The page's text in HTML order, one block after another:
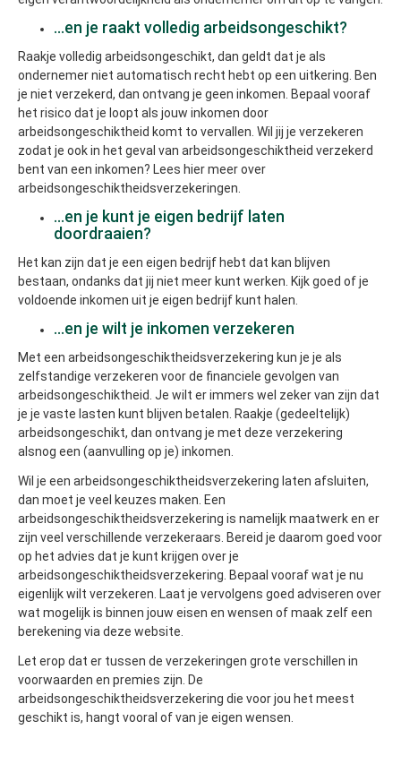
...en je raakt volledig arbeidsongeschikt?
Raakje volledig arbeidsongeschikt, dan geldt dat je als
ondernemer niet automatisch recht hebt op een uitkering. Ben
je niet verzekerd, dan ontvang je geen inkomen. Bepaal vooraf
het risico dat je loopt als jouw inkomen door
arbeidsongeschiktheid komt to vervallen. Wil jij je verzekeren
zodat je ook in het geval van arbeidsongeschiktheid verzekerd
bent van een inkomen? Lees hier meer over
arbeidsongeschiktheidsverzekeringen.
...en je kunt je eigen bedrijf laten
doordraaien?
Het kan zijn dat je een eigen bedrijf hebt dat kan blijven
bestaan, ondanks dat jij niet meer kunt werken. Kijk goed of je
voldoende inkomen uit je eigen bedrijf kunt halen.
...en je wilt je inkomen verzekeren
Met een arbeidsongeschiktheidsverzekering kun je je als
zelfstandige verzekeren voor de financiele gevolgen van
arbeidsongeschiktheid. Je wilt er immers wel zeker van zijn dat
je je vaste lasten kunt blijven betalen. Raakje (gedeeltelijk)
arbeidsongeschikt, dan ontvang je met deze verzekering
alsnog een (aanvulling op je) inkomen.
Wil je een arbeidsongeschiktheidsverzekering laten afsluiten,
dan moet je veel keuzes maken. Een
arbeidsongeschiktheidsverzekering is namelijk maatwerk en er
zijn veel verschillende verzekeraars. Bereid je daarom goed voor
op het advies dat je kunt krijgen over je
arbeidsongeschiktheidsverzekering. Bepaal vooraf wat je nu
eigenlijk wilt verzekeren. Laat je vervolgens goed adviseren over
wat mogelijk is binnen jouw eisen en wensen of maak zelf een
berekening via deze website.
Let erop dat er tussen de verzekeringen grote verschillen in
voorwaarden en premies zijn. De
arbeidsongeschiktheidsverzekering die voor jou het meest
geschikt is, hangt vooral of van je eigen wensen.